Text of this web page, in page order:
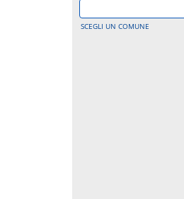
SCEGLI UN COMUNE